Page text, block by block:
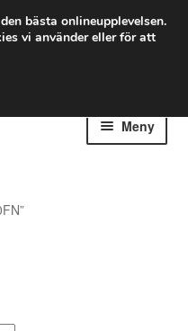
75 kr
frakt
Meny
bästa onlineupplevelsen.
vi använder eller för att